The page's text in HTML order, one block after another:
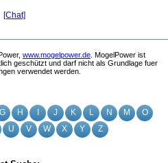
G H J K L N M
O
U V W X Y Z
[Chat]
www.mogelpower.de . MogelPower ist
geschützt und darf nicht als Grundlage fuer
verwendet werden.